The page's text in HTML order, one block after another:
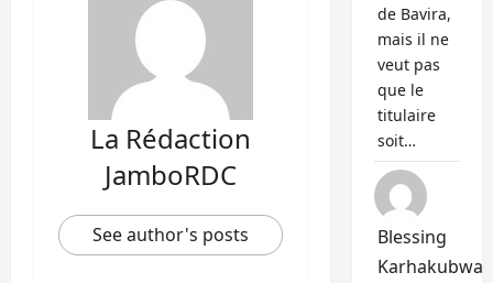
La Rédaction
JamboRDC
See author's posts
de Bavira,
mais il ne
veut pas
que le
titulaire
soit…
Blessing
Karhakubwa